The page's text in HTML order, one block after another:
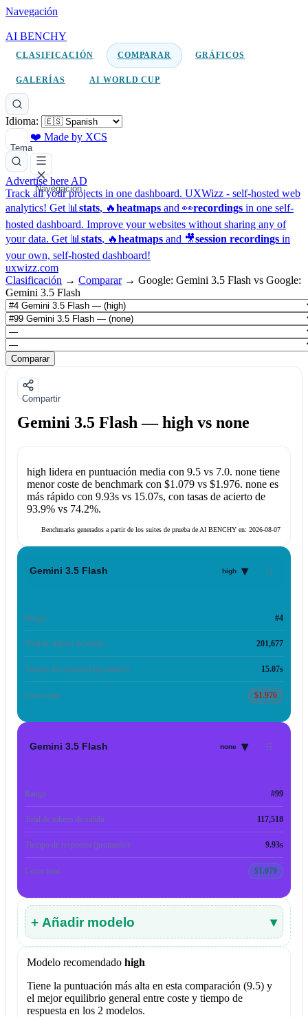
Navegación
AI BENCHY
CLASIFICACIÓN COMPARAR GRÁFICOS
GALERÍAS AI WORLD CUP
Idioma:
Tema
❤️ Made by XCS
Navegación
Advertise here AD
Track all your projects in one dashboard. UXWizz - self-hosted web
analytics! Get 📊 stats, 🔥heatmaps and 👀recordings in one self-
hosted dashboard. Improve your websites without sharing any of
your data. Get 📊 stats, 🔥heatmaps and 🎥session recordings in
your own, self-hosted dashboard!
uxwizz.com
Clasificación → Comparar → Google: Gemini 3.5 Flash vs Google:
Gemini 3.5 Flash
Comparar
Compartir
Gemini 3.5 Flash — high vs none
high lidera en puntuación media con 9.5vs 7.0. nonetiene
menor coste de benchmark con $1.079vs $1.976. nonees
más rápido con 9.93svs 15.07s, con tasas de acierto de
93.9%vs 74.2%.
Benchmarks generados a partir de los suites de prueba de AI BENCHY en: 2026-08-07
Gemini 3.5 Flash high ▾
Rango #4
Total de tokens de salida 201,677
Tiempo de respuesta (promedio) 15.07s
Costo total $1.976
Gemini 3.5 Flash none ▾
Rango #99
Total de tokens de salida 117,518
Tiempo de respuesta (promedio) 9.93s
Costo total $1.079
+ Añadir modelo ▾
Modelo recomendado high
Tiene la puntuación más alta en esta comparación (9.5) y
el mejor equilibrio general entre coste y tiempo de
respuesta en los 2 modelos.